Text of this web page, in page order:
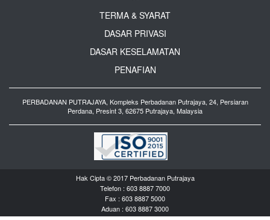
TERMA & SYARAT
DASAR PRIVASI
DASAR KESELAMATAN
PENAFIAN
PERBADANAN PUTRAJAYA, Kompleks Perbadanan Putrajaya, 24, Persiaran
Perdana, Presint 3, 62675 Putrajaya, Malaysia
Hak Cipta © 2017 Perbadanan Putrajaya
Telefon : 603 8887 7000
Fax : 603 8887 5000
Aduan : 603 8887 3000